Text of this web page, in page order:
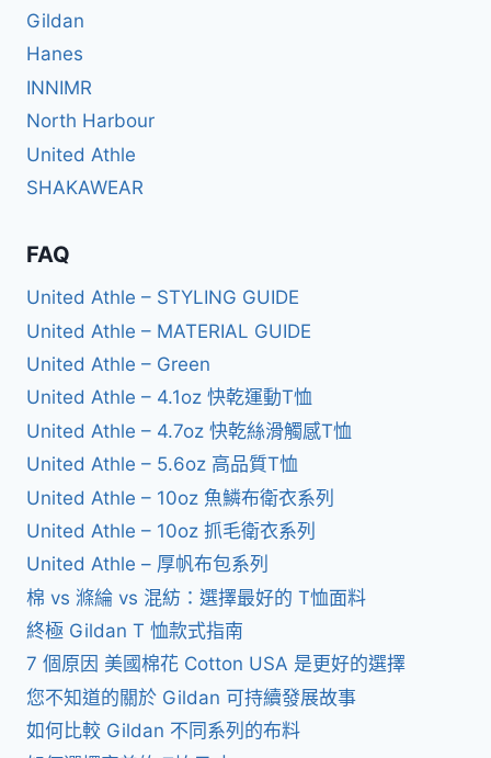
Gildan
Hanes
INNIMR
North Harbour
United Athle
SHAKAWEAR
FAQ
United Athle – STYLING GUIDE
United Athle – MATERIAL GUIDE
United Athle – Green
United Athle – 4.1oz 快乾運動T恤
United Athle – 4.7oz 快乾絲滑觸感T恤
United Athle – 5.6oz 高品質T恤
United Athle – 10oz 魚鱗布衛衣系列
United Athle – 10oz 抓毛衛衣系列
United Athle – 厚帆布包系列
棉 vs 滌綸 vs 混紡：選擇最好的 T恤面料
終極 Gildan T 恤款式指南
7 個原因 美國棉花 Cotton USA 是更好的選擇
您不知道的關於 Gildan 可持續發展故事
如何比較 Gildan 不同系列的布料